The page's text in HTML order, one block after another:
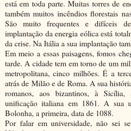
está em toda parte. Muitas torres de
também muitos incêndios florestais
São muito frequentes e difíceis
implantação da energia eólica está
da crise. Na Itália a sua implantação
Em meio a essas paisagens, fomos
tarde. A cidade tem em torno de um
metropolitana, cinco milhões. É a
atrás de Milão e de Roma. A sua
romanos, aos bizantinos, à
unificação italiana em 1861. A sua
Bolonha, a primeira, data de 1088.
Por falar em universidade, não sei